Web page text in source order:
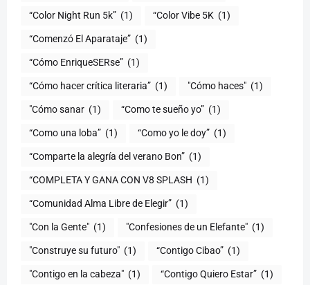
“Color Night Run 5k” (1) “Color Vibe 5K (1)
“Comenzó El Aparataje” (1)
“Cómo EnriqueSERse” (1)
(1) "Cómo haces" (1)
"Cómo sanar (1) “Como te sueño yo” (1)
“Como una loba” (1) “Como yo le doy” (1)
“Comparte la alegría del verano Bon” (1)
“COMPLETA Y GANA CON V8 SPLASH (1)
“Comunidad Alma Libre de Elegir” (1)
"Con la Gente" (1) "Confesiones de un Elefante" (1)
"Construye su futuro" (1) “Contigo Cibao” (1)
"Contigo en la cabeza" (1) “Contigo Quiero Estar” (1)